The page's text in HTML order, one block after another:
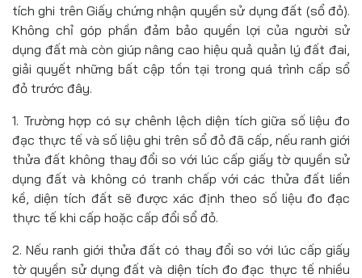
tích ghi trên Giấy chứng nhận quyền sử dụng đất (sổ đỏ).
Không chỉ góp phần đảm bảo quyền lợi của người sử
dụng đất mà còn giúp nâng cao hiệu quả quản lý đất đai,
giải quyết những bất cập tồn tại trong quá trình cấp sổ
đỏ trước đây.
1. Trường hợp có sự chênh lệch diện tích giữa số liệu đo
đạc thực tế và số liệu ghi trên sổ đỏ đã cấp, nếu ranh giới
thửa đất không thay đổi so với lúc cấp giấy tờ quyền sử
dụng đất và không có tranh chấp với các thửa đất liền
kề, diện tích đất sẽ được xác định theo số liệu đo đạc
thực tế khi cấp hoặc cấp đổi sổ đỏ.
2. Nếu ranh giới thửa đất có thay đổi so với lúc cấp giấy
tờ quyền sử dụng đất và diện tích đo đạc thực tế nhiều